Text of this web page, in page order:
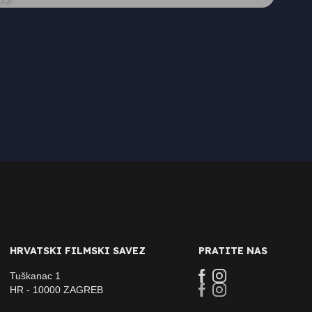
HRVATSKI FILMSKI SAVEZ
Tuškanac 1
HR - 10000 ZAGREB
PRATITE NAS